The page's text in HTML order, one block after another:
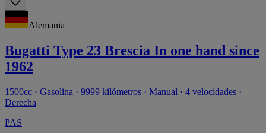
Alemania
Bugatti Type 23 Brescia In one hand since
1962
1500cc · Gasolina · 9999 kilómetros · Manual · 4 velocidades ·
Derecha
PAS